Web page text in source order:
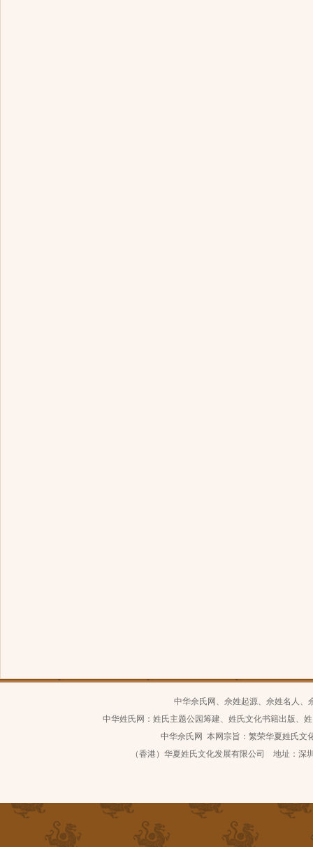
中华佘氏网、佘姓起源、佘姓名人、
中华姓氏网：姓氏主题公园筹建、姓氏文化书籍出版、
中华佘氏网 本网宗旨：繁荣华夏姓氏文
（香港）华夏姓氏文化发展有限公司 地址：